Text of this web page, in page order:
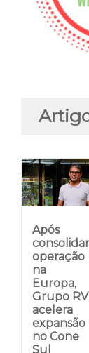
Após
consolidar
operação
na
Europa,
Grupo RV
acelera
expansão
no Cone
Sul